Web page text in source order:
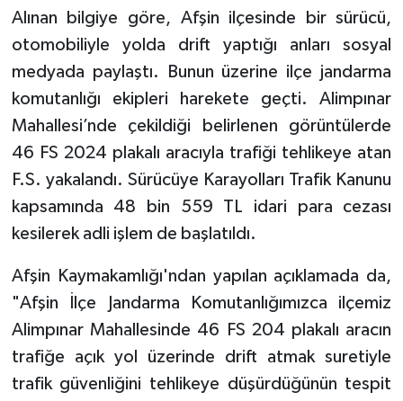
Alınan bilgiye göre, Afşin ilçesinde bir sürücü,
otomobiliyle yolda drift yaptığı anları sosyal
medyada paylaştı. Bunun üzerine ilçe jandarma
komutanlığı ekipleri harekete geçti. Alimpınar
Mahallesi’nde çekildiği belirlenen görüntülerde
46 FS 2024 plakalı aracıyla trafiği tehlikeye atan
F.S. yakalandı. Sürücüye Karayolları Trafik Kanunu
kapsamında 48 bin 559 TL idari para cezası
kesilerek adli işlem de başlatıldı.
Afşin Kaymakamlığı'ndan yapılan açıklamada da,
"Afşin İlçe Jandarma Komutanlığımızca ilçemiz
Alimpınar Mahallesinde 46 FS 204 plakalı aracın
trafiğe açık yol üzerinde drift atmak suretiyle
trafik güvenliğini tehlikeye düşürdüğünün tespit
OTOMOTİV
TEKNOLOJİ
YAŞAM
KÜLTÜR SANAT